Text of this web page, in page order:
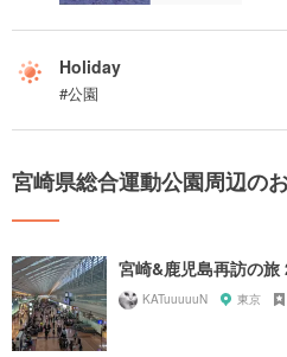
Holiday
#公園
宮崎県総合運動公園周辺の
宮崎&鹿児島再訪の旅
KATuuuuuN 東京